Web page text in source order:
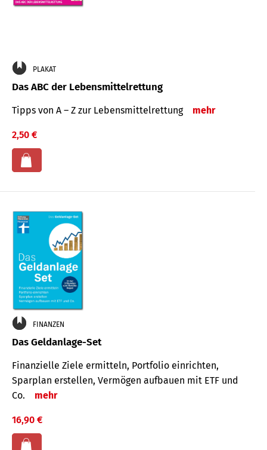
PLAKAT
Das ABC der Lebensmittelrettung
Tipps von A – Z zur Lebensmittelrettung mehr
2,50 €
FINANZEN
Das Geldanlage-Set
Finanzielle Ziele ermitteln, Portfolio einrichten,
Sparplan erstellen, Vermögen aufbauen mit ETF und
Co.
mehr
16,90 €